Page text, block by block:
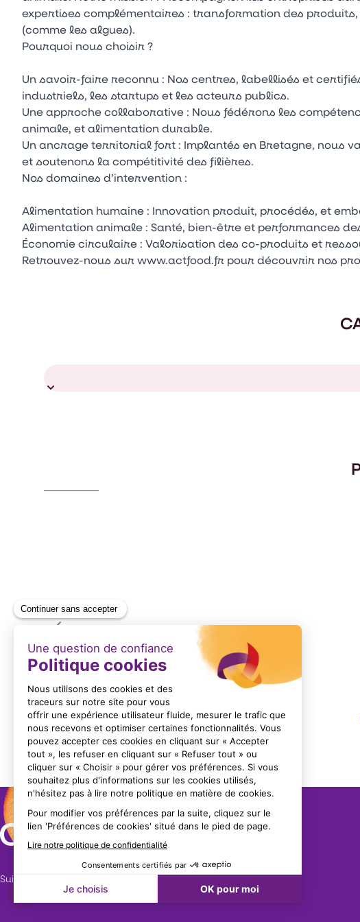
expertises complémentaires : transformation des
(comme les algues).
Pourquoi nous choisir ?
Un savoir-faire reconnu : Nos centres, labellisés et
industriels, les startups et les acteurs publics.
Une approche collaborative : Nous fédérons les
animale, et alimentation durable.
Un ancrage territorial fort : Implantés en Bretagne, nous
et soutenons la compétitivité des filières.
Nos domaines d’intervention :
Alimentation humaine : Innovation produit, procédés, et
Alimentation animale : Santé, bien-être et performances
Économie circulaire : Valorisation des co-produits et
Retrouvez-nous sur www.actfood.fr pour découvrir nos
CONSEIL ET INNOVATION EN
AGROALIMENTAIRE – ACT FOOD
BRETAGNE
En savoir +
BRETAGNE
Item
1
of
3
Suivez nous !